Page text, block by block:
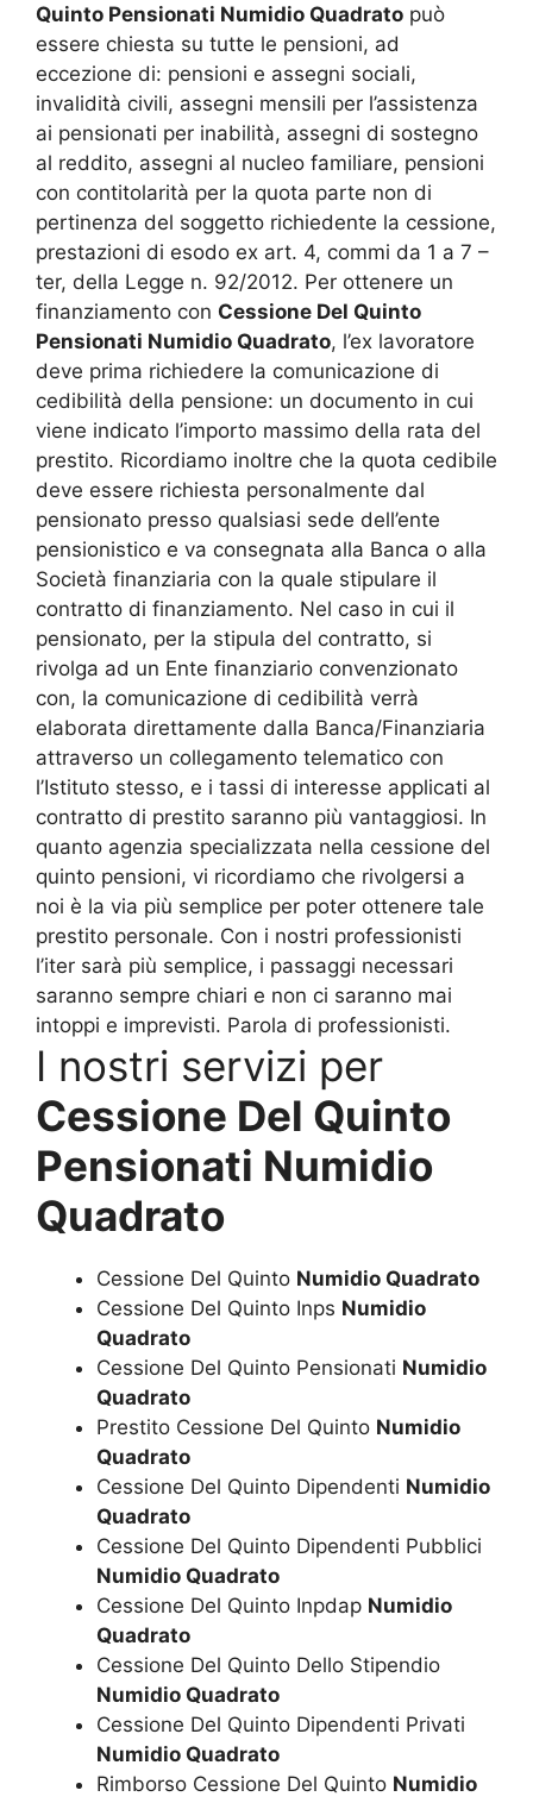
Quinto Pensionati Numidio Quadrato può
essere chiesta su tutte le pensioni, ad
eccezione di: pensioni e assegni sociali,
invalidità civili, assegni mensili per l’assistenza
ai pensionati per inabilità, assegni di sostegno
al reddito, assegni al nucleo familiare, pensioni
con contitolarità per la quota parte non di
pertinenza del soggetto richiedente la cessione,
prestazioni di esodo ex art. 4, commi da 1 a 7 –
ter, della Legge n. 92/2012. Per ottenere un
finanziamento con Cessione Del Quinto
Pensionati Numidio Quadrato, l’ex lavoratore
deve prima richiedere la comunicazione di
cedibilità della pensione: un documento in cui
viene indicato l’importo massimo della rata del
prestito. Ricordiamo inoltre che la quota cedibile
deve essere richiesta personalmente dal
pensionato presso qualsiasi sede dell’ente
pensionistico e va consegnata alla Banca o alla
Società finanziaria con la quale stipulare il
contratto di finanziamento. Nel caso in cui il
pensionato, per la stipula del contratto, si
rivolga ad un Ente finanziario convenzionato
con, la comunicazione di cedibilità verrà
elaborata direttamente dalla Banca/Finanziaria
attraverso un collegamento telematico con
l’Istituto stesso, e i tassi di interesse applicati al
contratto di prestito saranno più vantaggiosi. In
quanto agenzia specializzata nella cessione del
quinto pensioni, vi ricordiamo che rivolgersi a
noi è la via più semplice per poter ottenere tale
prestito personale. Con i nostri professionisti
l’iter sarà più semplice, i passaggi necessari
saranno sempre chiari e non ci saranno mai
intoppi e imprevisti. Parola di professionisti.
I nostri servizi per
Cessione Del Quinto
Pensionati Numidio
Quadrato
Cessione Del Quinto Numidio Quadrato
Cessione Del Quinto Inps Numidio
Quadrato
Cessione Del Quinto Pensionati Numidio
Quadrato
Prestito Cessione Del Quinto Numidio
Quadrato
Cessione Del Quinto Dipendenti Numidio
Quadrato
Cessione Del Quinto Dipendenti Pubblici
Numidio Quadrato
Cessione Del Quinto Inpdap Numidio
Quadrato
Cessione Del Quinto Dello Stipendio
Numidio Quadrato
Cessione Del Quinto Dipendenti Privati
Numidio Quadrato
Rimborso Cessione Del Quinto Numidio